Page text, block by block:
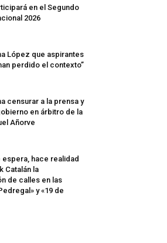
en el Segundo
2026
López que aspirantes
perdido el contexto”
censurar a la prensa y
en árbitro de la
Añorve
espera, hace realidad
Catalán la
de calles en las
y «19 de